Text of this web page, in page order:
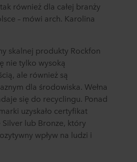
również dla całej branży
– mówi arch. Karolina
skalnej produkty Rockfon
nie tylko wysoką
ale również są
dla środowiska. Wełna
się do recyclingu. Ponad
uzyskało certyfikat
lub Bronze, który
wpływ na ludzi i